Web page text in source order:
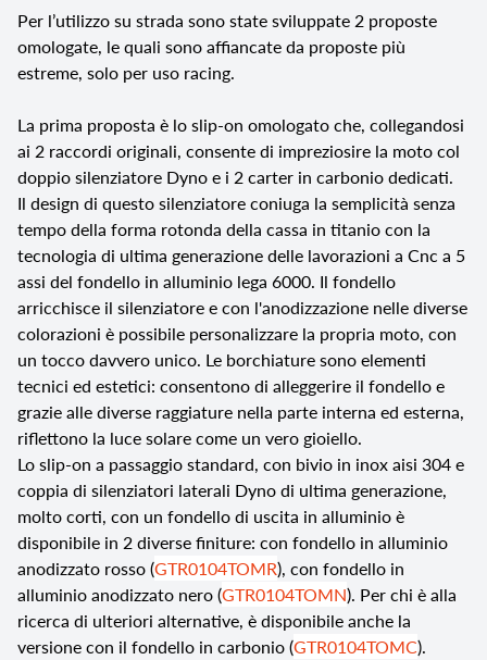
Per l’utilizzo su strada sono state sviluppate 2 proposte
omologate, le quali sono affiancate da proposte più
estreme, solo per uso racing.
La prima proposta è lo slip-on omologato che, collegandosi
ai 2 raccordi originali, consente di impreziosire la moto col
doppio silenziatore Dyno e i 2 carter in carbonio dedicati.
Il design di questo silenziatore coniuga la semplicità senza
tempo della forma rotonda della cassa in titanio con la
tecnologia di ultima generazione delle lavorazioni a Cnc a 5
assi del fondello in alluminio lega 6000. Il fondello
arricchisce il silenziatore e con l'anodizzazione nelle diverse
colorazioni è possibile personalizzare la propria moto, con
un tocco davvero unico. Le borchiature sono elementi
tecnici ed estetici: consentono di alleggerire il fondello e
grazie alle diverse raggiature nella parte interna ed esterna,
riflettono la luce solare come un vero gioiello.
Lo slip-on a passaggio standard, con bivio in inox aisi 304 e
coppia di silenziatori laterali Dyno di ultima generazione,
molto corti, con un fondello di uscita in alluminio è
disponibile in 2 diverse finiture: con fondello in alluminio
anodizzato rosso (GTR0104TOMR), con fondello in
alluminio anodizzato nero (GTR0104TOMN). Per chi è alla
ricerca di ulteriori alternative, è disponibile anche la
versione con il fondello in carbonio (GTR0104TOMC).